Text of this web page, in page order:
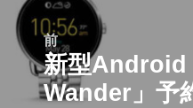
前
前
の
新型Android
Wander」予